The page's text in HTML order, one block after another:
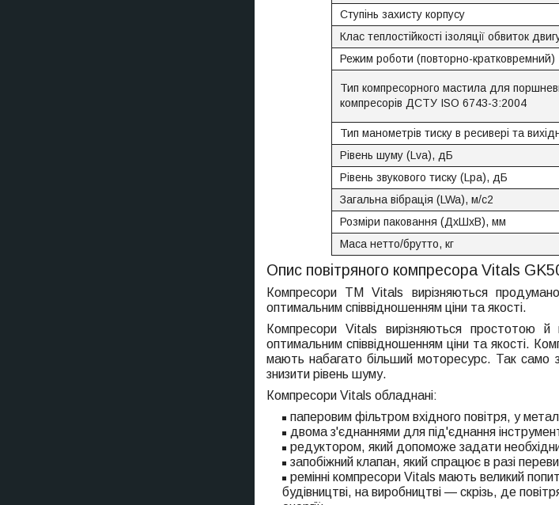
Ступінь захисту корпусу
Клас теплостійкості ізоляції обвиток
Режим роботи (повторно-кратковремний)
Тип компресорного мастила для
компресорів ДСТУ ISO 6743-3:2004
Тип манометрів тиску в ресивері та
Рівень шуму (Lva), дБ
Рівень звукового тиску (Lpa), дБ
Загальна вібрація (LWa), м/с2
Розміри паковання (ДхШхВ), мм
Маса нетто/брутто, кг
Опис повітряного компресора Vitals
Компресори ТМ Vitals вирізняються
оптимальним співвідношенням ціни та якості.
Компресори Vitals вирізняються простотою й
оптимальним співвідношенням ціни та якості.
мають набагато більший моторесурс. Так само
знизити рівень шуму.
Компресори Vitals обладнані:
паперовим фільтром вхідного повітря, у
двома з'єднаннями для під'єднання
редуктором, який допоможе задати
запобіжний клапан, який спрацює в разі
ремінні компресори Vitals мають великий
будівництві, на виробництві — скрізь, де